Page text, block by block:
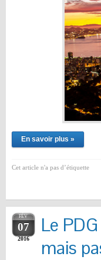
En savoir plus »
Cet article n'a pas d’étiquette
FÉV
07
2016
Le
mais